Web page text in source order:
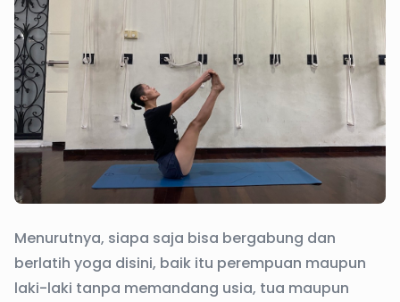
Menurutnya, siapa saja bisa bergabung dan
berlatih yoga disini, baik itu perempuan maupun
laki-laki tanpa memandang usia, tua maupun